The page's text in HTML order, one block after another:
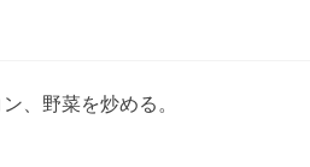
、野菜を炒める。